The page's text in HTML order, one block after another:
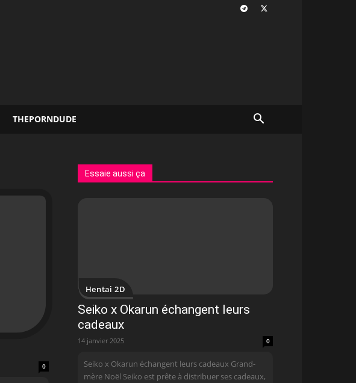
THEPORNDUDE
0
Essaie aussi ça
Hentai 2D
Seiko x Okarun échangent leurs
cadeaux
14 janvier 2025 0
Seiko x Okarun échangent leurs cadeaux Grand-
mère Noël Seiko est prête à distribuer ses cadeaux,